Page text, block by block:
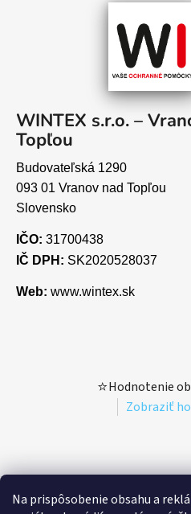
Na prispôsobenie obsahu a
WINTEX s.r.o. –
Topľou
Budovateľská 1290
093 01 Vranov nad Topľou
Slovensko
IČO: 31700438
IČ DPH: SK2020528037
Web: www.wintex.sk
⭐Hodnotenie
Zobraziť